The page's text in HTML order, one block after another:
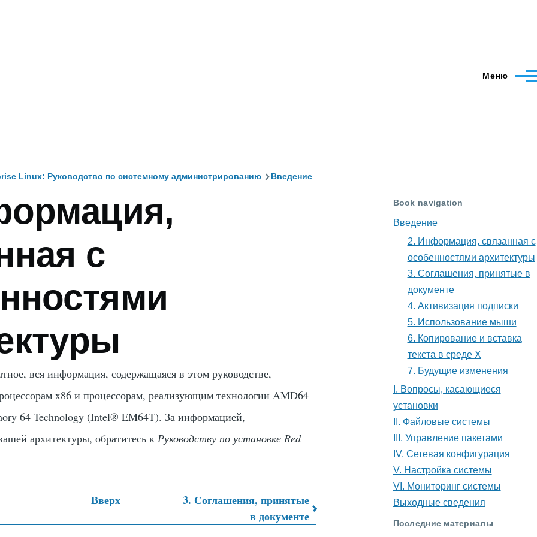
Меню
Linux: Руководство по системному администрированию Введение
с
вся информация, содержащаяся в этом руководстве,
x86 и процессорам, реализующим технологии AMD64
64 Technology (Intel® EM64T). За информацией,
архитектуры, обратитесь кРуководству по установке Red
Вверх
3. Соглашения, принятые
в документе
Book navigation
Введение
2. Информация, связанная с
особенностями архитектуры
3. Соглашения, принятые в
документе
4. Активизация подписки
5. Использование мыши
6. Копирование и вставка
текста в среде X
7. Будущие изменения
I. Вопросы, касающиеся
установки
II. Файловые системы
III. Управление пакетами
IV. Сетевая конфигурация
V. Настройка системы
VI. Мониторинг системы
Выходные сведения
Последние материалы